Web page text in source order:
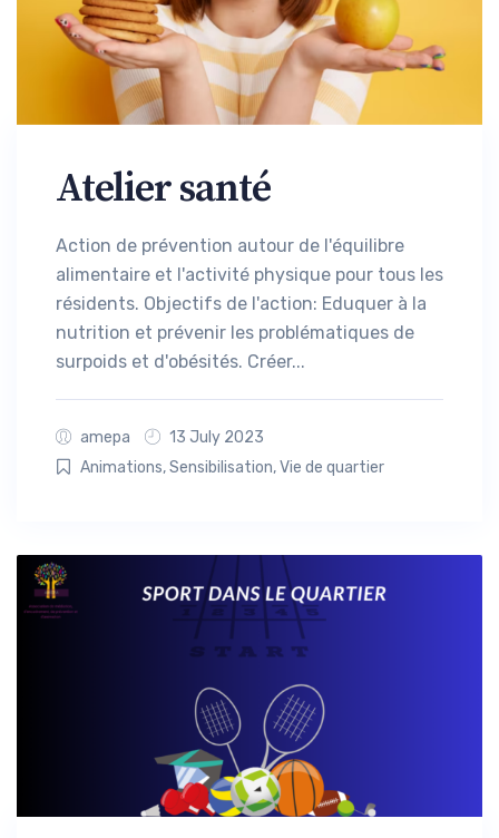
Atelier santé
Action de prévention autour de l'équilibre
alimentaire et l'activité physique pour tous les
résidents. Objectifs de l'action: Eduquer à la
nutrition et prévenir les problématiques de
surpoids et d'obésités. Créer...
amepa
13 July 2023
Animations,Sensibilisation,Vie de quartier